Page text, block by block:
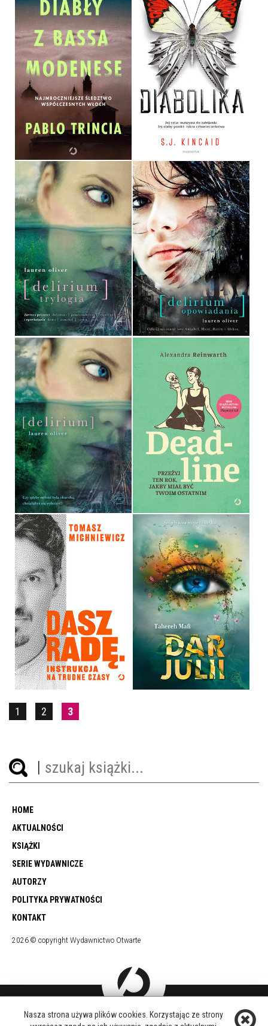
DIABŁY Z BASSA
MODENESE.
NAJMROCZNIEJSZE
ŚLEDZTWO
WSPÓŁCZESNYCH WŁOCH
PABLO TRINCIA
OPRAWA MIĘKKA
54,99 ZŁ
DIABOLIKA
S.J. KINCAID
36,90 ZŁ
DELIRIUM. TRYLOGIA
LAUREN OLIVER
OPRAWA TWARDA
89,90 ZŁ
DELIRIUM. OPOWIADANIA
LAUREN OLIVER
OPRAWA MIĘKKA
29,90 ZŁ
DELIRIUM
LAUREN OLIVER
OPRAWA MIĘKKA
32,90 ZŁ
DEADLINE
ALEXANDRA REINWARTH
OPRAWA MIĘKKA
39,99 ZŁ
DASZ RADĘ. INSTRUKCJA
NA TRUDNE CZASY
TOMEK MICHNIEWICZ
OPRAWA MIĘKKA
59,99 ZŁ
DAR JULII
TAHEREH MAFI
OPRAWA MIĘKKA
34,90 ZŁ
1 2 3
HOME
AKTUALNOŚCI
KSIĄŻKI
SERIE WYDAWNICZE
AUTORZY
POLITYKA PRYWATNOŚCI
KONTAKT
2026 © copyright Wydawnictwo Otwarte
DOŁĄCZ DO NAS
Nasza strona używa plików cookies. Korzystając ze strony